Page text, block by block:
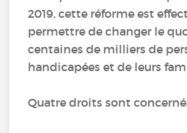
2019, cette réforme est
permettre de changer le
centaines de milliers de
handicapées et de leurs
Quatre droits sont